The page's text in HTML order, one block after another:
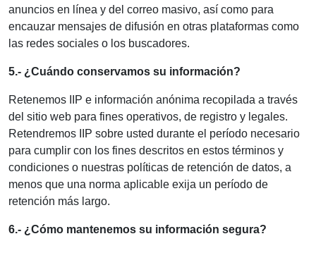
anuncios en línea y del correo masivo, así como para
encauzar mensajes de difusión en otras plataformas como
las redes sociales o los buscadores.
5.- ¿Cuándo conservamos su información?
Retenemos IIP e información anónima recopilada a través
del sitio web para fines operativos, de registro y legales.
Retendremos IIP sobre usted durante el período necesario
para cumplir con los fines descritos en estos términos y
condiciones o nuestras políticas de retención de datos, a
menos que una norma aplicable exija un período de
retención más largo.
6.- ¿Cómo mantenemos su información segura?